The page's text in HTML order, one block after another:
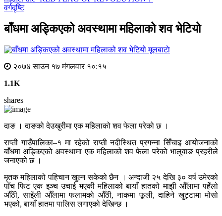
वर्गदृष्टि
बाँधमा अड्किएको अवस्थामा महिलाको शव भेटियो
मूलबाटाे
२०७४ साउन १७ मंगलवार १०:१५
1.1K
shares
दाङ । दाङको देउखुरीमा एक महिलाको शव फेला परेको छ ।
राप्ती गाउँपालिका–१ मा रहेको राप्ती नदीस्थित प्रगन्ना सिँचाइ आयोजनाको
बाँधमा अड्किएको अवस्थामा एक महिलाको शव फेला परेको भालुवाङ प्रहरीले
जनाएको छ ।
मृतक महिलाको पहिचान खुल्न सकेको छैन । अन्दाजी २५ देखि ३० वर्ष उमेरको
पाँच फिट एक इञ्च उचाई भएकी महिलाको बायाँ हातको माझी औँलामा पहेँलो
औँठी, साइँली औँलामा फलामको औँठी, नाकमा फूली, दाहिने खुट्टामा मोसो
भएको, बायाँ हातमा पालिस लगाएको देखिन्छ ।